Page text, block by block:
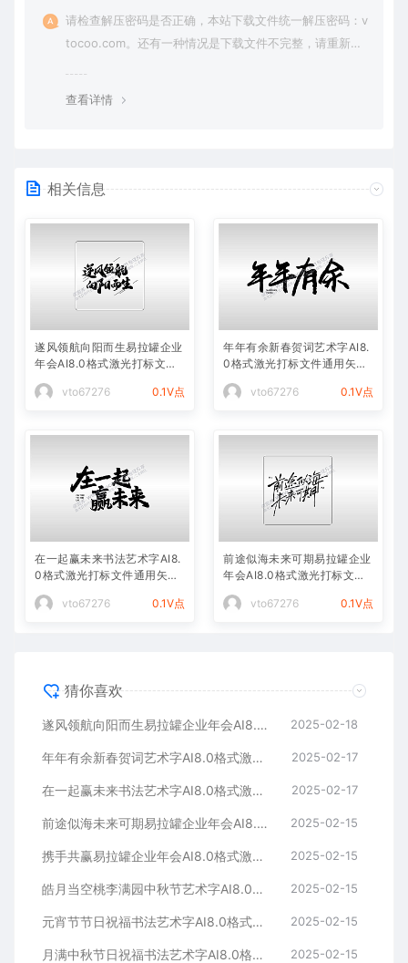
请检查解压密码是否正确，本站下载文件统一解压密码：v
tocoo.com。还有一种情况是下载文件不完整，请重新下
查看详情
相关信息
遂风领航向阳而生易拉罐企业
年会AI8.0格式激光打标文件
vto67276
0.1V点
年年有余新春贺词艺术字AI8.
0格式激光打标文件通用矢量
vto67276
0.1V点
在一起赢未来书法艺术字AI8.
0格式激光打标文件通用矢量
vto67276
0.1V点
前途似海未来可期易拉罐企业
年会AI8.0格式激光打标文件
vto67276
0.1V点
猜你喜欢
遂风领航向阳而生易拉罐企业年会AI8.0格式激光打标文件通用矢量图 2025-02-18
年年有余新春贺词艺术字AI8.0格式激光打标文件通用矢量图 2025-02-17
在一起赢未来书法艺术字AI8.0格式激光打标文件通用矢量图 2025-02-17
前途似海未来可期易拉罐企业年会AI8.0格式激光打标文件通用矢量图 2025-02-15
携手共赢易拉罐企业年会AI8.0格式激光打标文件通用矢量图 2025-02-15
皓月当空桃李满园中秋节艺术字AI8.0格式激光打标文件通用矢量图 2025-02-15
元宵节节日祝福书法艺术字AI8.0格式激光打标文件通用矢量图 2025-02-15
月满中秋节日祝福书法艺术字AI8.0格式激光打标文件通用矢量图 2025-02-15